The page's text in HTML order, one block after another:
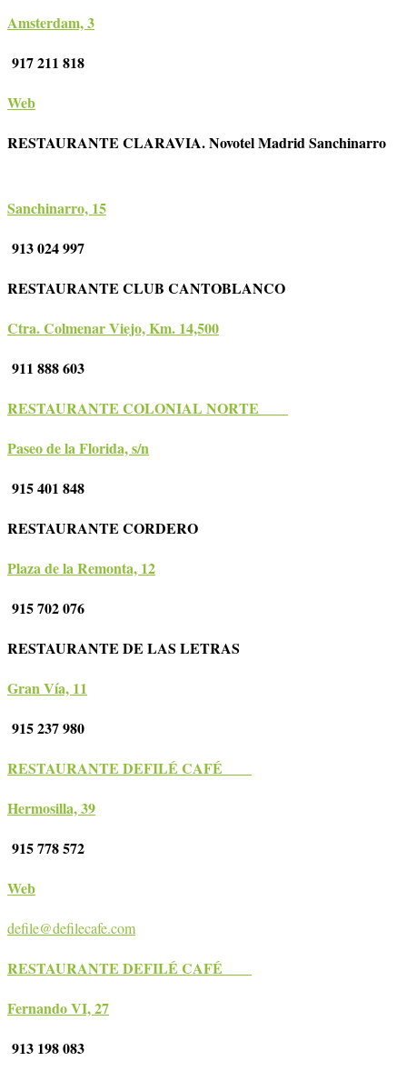
Amsterdam, 3
917 211 818
Web
RESTAURANTE CLARAVIA. Novotel Madrid Sanchinarro
Sanchinarro, 15
913 024 997
RESTAURANTE CLUB CANTOBLANCO
Ctra. Colmenar Viejo, Km. 14,500
911 888 603
RESTAURANTE COLONIAL NORTE
Paseo de la Florida, s/n
915 401 848
RESTAURANTE CORDERO
Plaza de la Remonta, 12
915 702 076
RESTAURANTE DE LAS LETRAS
Gran Vía, 11
915 237 980
RESTAURANTE DEFILÉ CAFÉ
Hermosilla, 39
915 778 572
Web
defile@defilecafe.com
RESTAURANTE DEFILÉ CAFÉ
Fernando VI, 27
913 198 083